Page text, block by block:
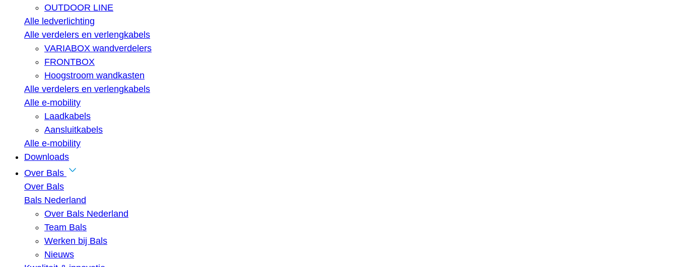
OUTDOOR LINE
Alle ledverlichting
Alle verdelers en verlengkabels
VARIABOX wandverdelers
FRONTBOX
Hoogstroom wandkasten
Alle verdelers en verlengkabels
Alle e-mobility
Laadkabels
Aansluitkabels
Alle e-mobility
Downloads
Over Bals
Over Bals
Bals Nederland
Over Bals Nederland
Team Bals
Werken bij Bals
Nieuws